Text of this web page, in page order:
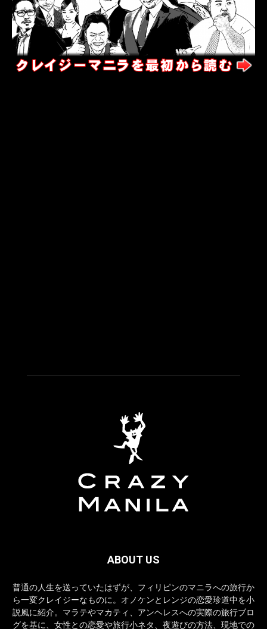
ABOUT US
普通の人生を送っていたはずが、フィリピンのマニラへの旅行か
ら一変クレイジーなものに。オノケンとレンジの恋愛珍道中を小
説風に紹介。マラテやマカティ、アンヘレスへの実際の旅行ブロ
グを基に、女性との恋愛や旅行小ネタ、夜遊びの方法、現地での